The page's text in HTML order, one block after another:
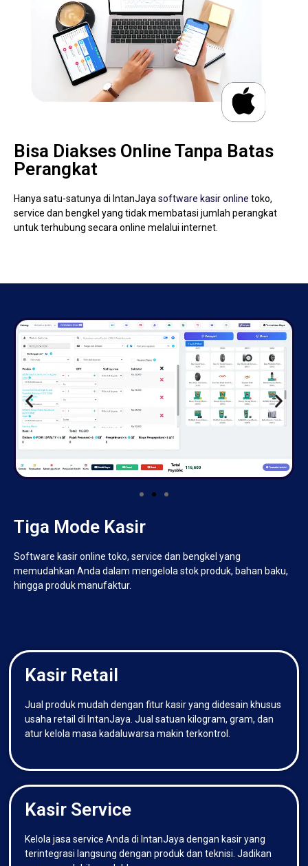
Bisa Diakses Online Tanpa Batas
Perangkat
Hanya satu-satunya di IntanJayasoftware kasir online toko,
service dan bengkel yang tidak membatasi jumlah perangkat
untuk terhubung secara online melalui internet.
Tiga Mode Kasir
Software kasir online toko, service dan bengkel yang
memudahkan Anda dalam mengelola stok produk, bahan baku,
hingga produk manufaktur.
Kasir Retail
Jual produk mudah dengan fitur kasir yang didesain khusus
usaha retail di IntanJaya. Jual satuan kilogram, gram, dan
atur kelola masa kadaluwarsa makin terkontrol.
Kasir Service
Kelola jasa service Anda di IntanJaya dengan kasir yang
terintegrasi langsung dengan produk dan teknisi. Jadikan